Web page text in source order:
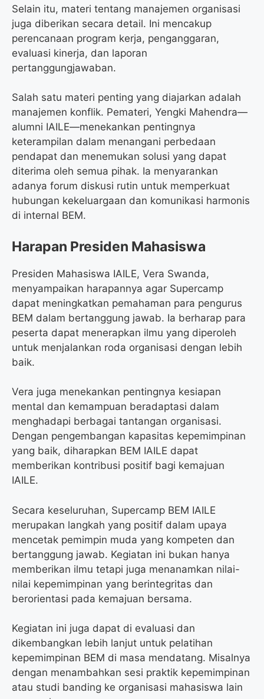
Selain itu, materi tentang manajemen organisasi
juga diberikan secara detail. Ini mencakup
perencanaan program kerja, penganggaran,
evaluasi kinerja, dan laporan
pertanggungjawaban.
Salah satu materi penting yang diajarkan adalah
manajemen konflik. Pemateri, Yengki Mahendra—
alumni IAILE—menekankan pentingnya
keterampilan dalam menangani perbedaan
pendapat dan menemukan solusi yang dapat
diterima oleh semua pihak. Ia menyarankan
adanya forum diskusi rutin untuk memperkuat
hubungan kekeluargaan dan komunikasi harmonis
di internal BEM.
Harapan Presiden Mahasiswa
Presiden Mahasiswa IAILE, Vera Swanda,
menyampaikan harapannya agar Supercamp
dapat meningkatkan pemahaman para pengurus
BEM dalam bertanggung jawab. Ia berharap para
peserta dapat menerapkan ilmu yang diperoleh
untuk menjalankan roda organisasi dengan lebih
baik.
Vera juga menekankan pentingnya kesiapan
mental dan kemampuan beradaptasi dalam
menghadapi berbagai tantangan organisasi.
Dengan pengembangan kapasitas kepemimpinan
yang baik, diharapkan BEM IAILE dapat
memberikan kontribusi positif bagi kemajuan
IAILE.
Secara keseluruhan, Supercamp BEM IAILE
merupakan langkah yang positif dalam upaya
mencetak pemimpin muda yang kompeten dan
bertanggung jawab. Kegiatan ini bukan hanya
memberikan ilmu tetapi juga menanamkan nilai-
nilai kepemimpinan yang berintegritas dan
berorientasi pada kemajuan bersama.
Kegiatan ini juga dapat di evaluasi dan
dikembangkan lebih lanjut untuk pelatihan
kepemimpinan BEM di masa mendatang. Misalnya
dengan menambahkan sesi praktik kepemimpinan
atau studi banding ke organisasi mahasiswa lain